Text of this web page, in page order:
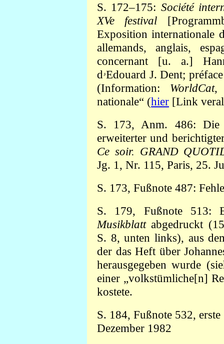
S. 172–175: Société
XVe festival
Exposition internationale
allemands, anglais,
concernant [u. a.]
dۥEdouard J. Dent; préface par Albert Roussel], XXXVII + 128 S., 8°
(Information: WorldCat,
nationale“ (hier [Link
S. 173, Anm. 486: Die
erweiterter und
Ce soir. GRAND
Jg. 1, Nr. 115, Paris, 25.
S. 173, Fußnote 487:
S. 179, Fußnote
Musikblattabgedruckt
S. 8, unten links), aus
der das Heft über
herausgegeben wurde
einer „volkstümliche[n]
kostete.
S. 184, Fußnote 532,
Dezember 1982